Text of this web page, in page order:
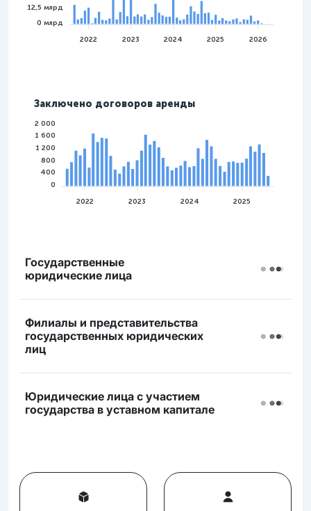
12,5 млрд
0 млрд
2022 2023 2024 2025 2026
Заключено договоров аренды
2 000
1 600
1 200
800
400
0
2022
2023 2024 2025
Государственные
юридические лица
Филиалы и представительства
государственных юридических
лиц
Юридические лица с участием
государства в уставном капитале